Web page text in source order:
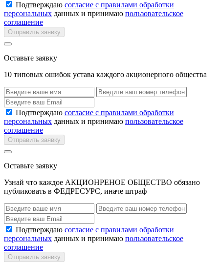
Подтверждаю согласие с правилами обработки
персональных данных и принимаю пользовательское
соглашение
Отправить заявку
Оставьте заявку
10 типовых ошибок устава каждого акционерного общества
Подтверждаю согласие с правилами обработки
персональных данных и принимаю пользовательское
соглашение
Отправить заявку
Оставьте заявку
Узнай что каждое АКЦИОНРЕНОЕ ОБЩЕСТВО обязано
публиковать в ФЕДРЕСУРС, иначе штраф
Подтверждаю согласие с правилами обработки
персональных данных и принимаю пользовательское
соглашение
Отправить заявку